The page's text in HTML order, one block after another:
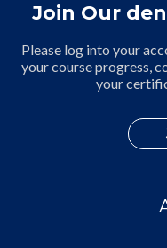
Join Our
Please log into your
your course progress,
your